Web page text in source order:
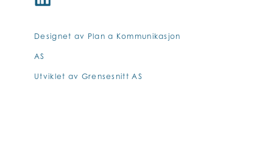
Designet av Plan a Kommunikasjon
AS
Utviklet av Grensesnitt AS